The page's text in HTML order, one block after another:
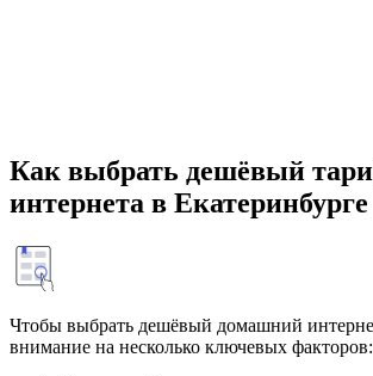
Как выбрать дешёвый
интернета в Екатеринбурге
Чтобы выбрать дешёвый домашний
внимание на несколько ключевых факторов: